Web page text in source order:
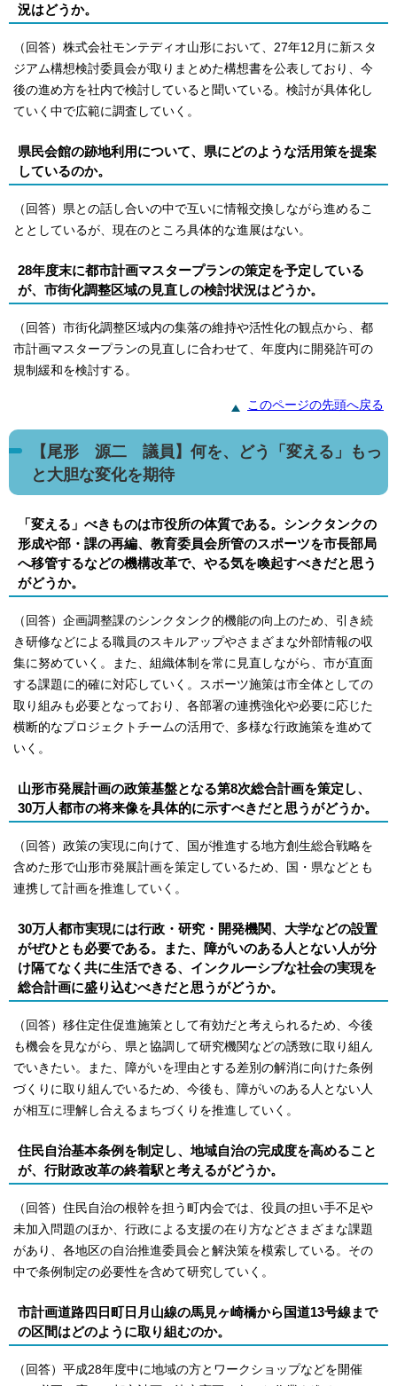
況はどうか。
（回答）株式会社モンテディオ山形において、27年12月に新スタ
ジアム構想検討委員会が取りまとめた構想書を公表しており、今
後の進め方を社内で検討していると聞いている。検討が具体化し
ていく中で広範に調査していく。
県民会館の跡地利用について、県にどのような活用策を提案
しているのか。
（回答）県との話し合いの中で互いに情報交換しながら進めるこ
ととしているが、現在のところ具体的な進展はない。
28年度末に都市計画マスタープランの策定を予定している
が、市街化調整区域の見直しの検討状況はどうか。
（回答）市街化調整区域内の集落の維持や活性化の観点から、都
市計画マスタープランの見直しに合わせて、年度内に開発許可の
規制緩和を検討する。
このページの先頭へ戻る
【尾形 源二 議員】何を、どう「変える」もっ
と大胆な変化を期待
「変える」べきものは市役所の体質である。シンクタンクの
形成や部・課の再編、教育委員会所管のスポーツを市長部局
へ移管するなどの機構改革で、やる気を喚起すべきだと思う
がどうか。
（回答）企画調整課のシンクタンク的機能の向上のため、引き続
き研修などによる職員のスキルアップやさまざまな外部情報の収
集に努めていく。また、組織体制を常に見直しながら、市が直面
する課題に的確に対応していく。スポーツ施策は市全体としての
取り組みも必要となっており、各部署の連携強化や必要に応じた
横断的なプロジェクトチームの活用で、多様な行政施策を進めて
いく。
山形市発展計画の政策基盤となる第8次総合計画を策定し、
30万人都市の将来像を具体的に示すべきだと思うがどうか。
（回答）政策の実現に向けて、国が推進する地方創生総合戦略を
含めた形で山形市発展計画を策定しているため、国・県などとも
連携して計画を推進していく。
30万人都市実現には行政・研究・開発機関、大学などの設置
がぜひとも必要である。また、障がいのある人とない人が分
け隔てなく共に生活できる、インクルーシブな社会の実現を
総合計画に盛り込むべきだと思うがどうか。
（回答）移住定住促進施策として有効だと考えられるため、今後
も機会を見ながら、県と協調して研究機関などの誘致に取り組ん
でいきたい。また、障がいを理由とする差別の解消に向けた条例
づくりに取り組んでいるため、今後も、障がいのある人とない人
が相互に理解し合えるまちづくりを推進していく。
住民自治基本条例を制定し、地域自治の完成度を高めること
が、行財政改革の終着駅と考えるがどうか。
（回答）住民自治の根幹を担う町内会では、役員の担い手不足や
未加入問題のほか、行政による支援の在り方などさまざまな課題
があり、各地区の自治推進委員会と解決策を模索している。その
中で条例制定の必要性を含めて研究していく。
市計画道路四日町日月山線の馬見ヶ崎橋から国道13号線まで
の区間はどのように取り組むのか。
（回答）平成28年度中に地域の方とワークショップなどを開催